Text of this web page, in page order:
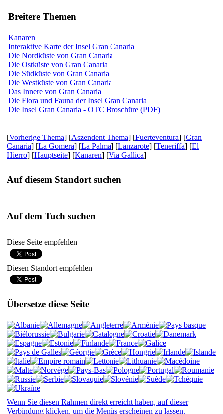
Breitere Themen
Kanaren
Interaktive Karte der Insel Gran Canaria
Die Nordküste von Gran Canaria
Die Ostküste von Gran Canaria
Die Südküste von Gran Canaria
Die Westküste von Gran Canaria
Das Innere von Gran Canaria
Die Flora und Fauna der Insel Gran Canaria
Die Insel Gran Canaria - OTC Broschüre (PDF)
[Vorherige Thema] [Aszendent Thema] [Fuerteventura] [Gran
Canaria] [La Gomera] [La Palma] [Lanzarote] [Teneriffa] [El
Hierro] [Hauptseite] [Kanaren] [Via Gallica]
Auf diesem Standort suchen
Auf dem Tuch suchen
Diese Seite empfehlen
Diesen Standort empfehlen
Übersetze diese Seite
Wenn Sie diesen Rahmen direkt erreicht haben, auf dieser
Verbindung klicken, um die Menüs erscheinen zu lassen.